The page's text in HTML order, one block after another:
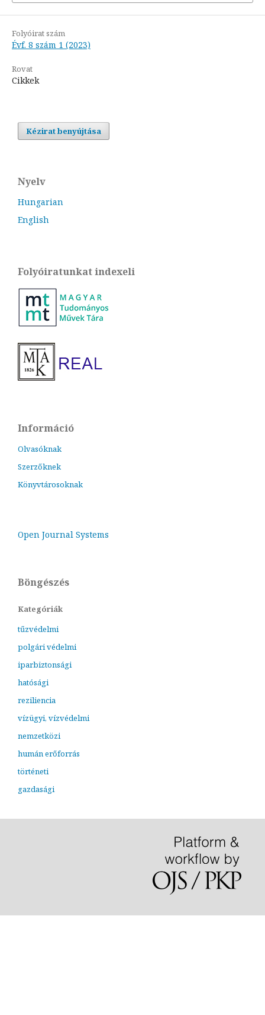
Folyóirat szám
Évf. 8 szám 1 (2023)
Rovat
Cikkek
Kézirat benyújtása
Nyelv
Hungarian
English
Folyóiratunkat indexeli
Információ
Olvasóknak
Szerzőknek
Könyvtárosoknak
Open Journal Systems
Böngészés
Kategóriák
tűzvédelmi
polgári védelmi
iparbiztonsági
hatósági
reziliencia
vízügyi, vízvédelmi
nemzetközi
humán erőforrás
történeti
gazdasági